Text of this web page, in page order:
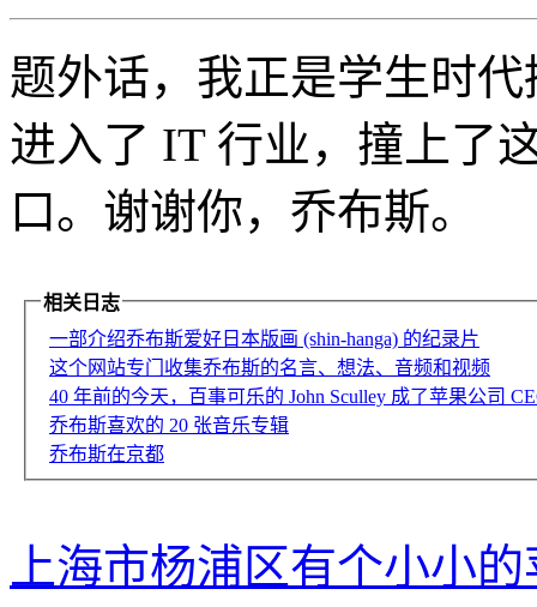
题外话，我正是学生时
进入了 IT 行业，撞上了
口。谢谢你，乔布斯。
相关日志
一部介绍乔布斯爱好日本版画 (shin-hanga) 的纪录片
这个网站专门收集乔布斯的名言、想法、音频和视频
40 年前的今天，百事可乐的 John Sculley 成了苹果公司
乔布斯喜欢的 20 张音乐专辑
乔布斯在京都
上海市杨浦区有个小小